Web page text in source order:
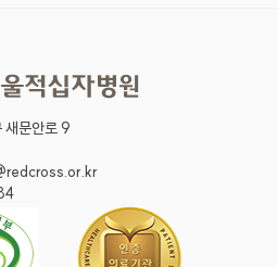
병원
새문안로 9